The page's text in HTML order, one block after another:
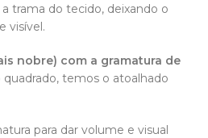
trama do tecido, deixando o
visível.
nobre) com a gramatura de
temos o atoalhado
para dar volume e visual